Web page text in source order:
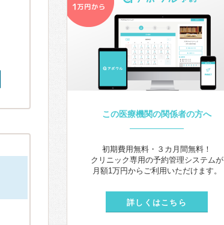
この医療機関の関係者の方へ
初期費用無料・３カ月間無料！
クリニック専用の予約管理システムが
月額1万円からご利用いただけます。
詳しくはこちら